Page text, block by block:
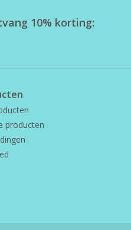
10% korting:
producten